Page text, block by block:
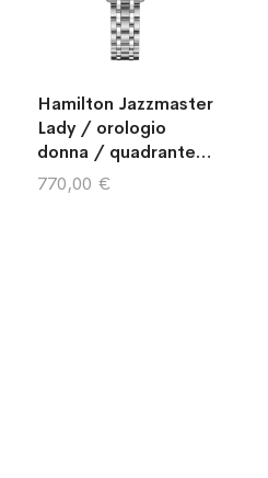
Hamilton Jazzmaster
Lady / orologio
donna / quadrante
blu / cassa e
bracciale acciaio
770,00 €